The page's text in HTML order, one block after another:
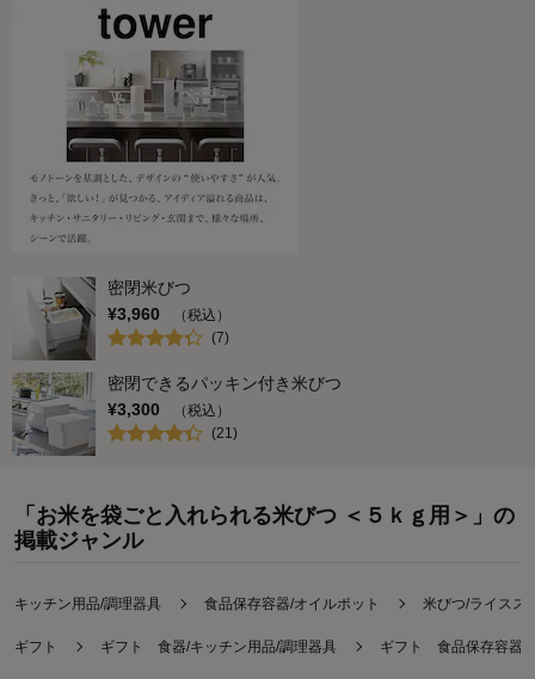
密閉米びつ
¥3,960
（税込）
(7)
密閉できるパッキン付き米びつ
¥3,300
（税込）
(21 )
「お米を袋ごと入れられる米びつ ＜５ｋｇ用＞」の
掲載ジャンル
キッチン用品/調理器具 食品保存容器/オイルポット 米びつ/ライスス
ギフト ギフト 食器/キッチン用品/調理器具 ギフト 食品保存容器/